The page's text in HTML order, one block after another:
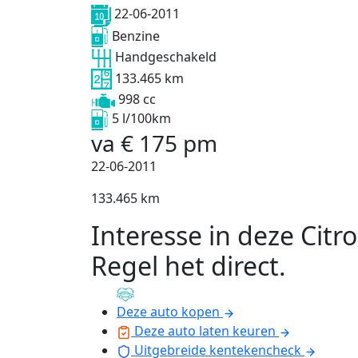
22-06-2011
Benzine
Handgeschakeld
133.465 km
998 cc
5 l/100km
va € 175 pm
22-06-2011
133.465 km
Interesse in deze
Regel het direct.
Deze auto kopen
Deze auto laten keuren
Uitgebreide kentekencheck